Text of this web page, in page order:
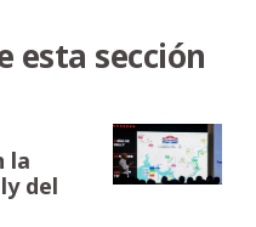
esta sección
la
del